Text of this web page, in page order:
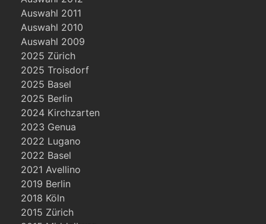
Auswahl 2011
Auswahl 2010
Auswahl 2009
2025 Zürich
2025 Troisdorf
2025 Basel
2025 Berlin
2024 Kirchzarten
2023 Genua
2022 Lugano
2022 Basel
2021 Avellino
2019 Berlin
2018 Köln
2015 Zürich